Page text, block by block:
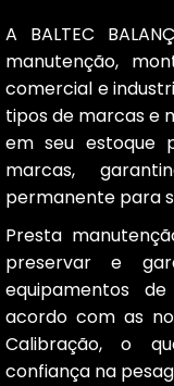
A BALTEC
manutenção,
comercial e
tipos de marcas e
em seu estoque
marcas,
permanente para
Presta
preservar e
equipamentos
acordo com as
Calibração, o
confiança na